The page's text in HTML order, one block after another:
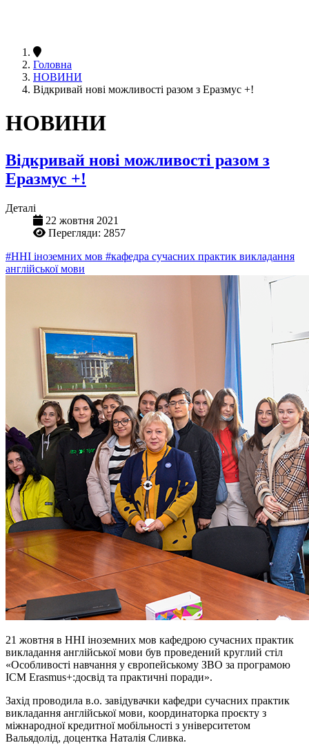
Головна
НОВИНИ
Відкривай нові можливості разом з Еразмус +!
НОВИНИ
Відкривай нові можливості разом з
Еразмус +!
Деталі
22 жовтня 2021
Перегляди: 2857
#ННІ іноземних мов #кафедра сучасних практик викладання
англійської мови
21 жовтня в ННІ іноземних мов кафедрою сучасних практик
викладання англійської мови був проведений круглий стіл
«Особливості навчання у європейському ЗВО за програмою
ІСМ Erasmus+:досвід та практичні поради».
Захід проводила в.о. завідувачки кафедри сучасних практик
викладання англійської мови, координаторка проєкту з
міжнародної кредитної мобільності з університетом
Вальядолід, доцентка Наталія Сливка.